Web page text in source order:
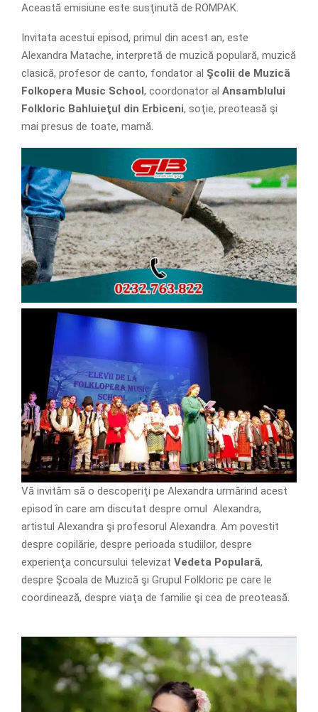
Această emisiune este susţinută de ROMPAK.
Invitata acestui episod, primul din acest an, este
Alexandra Matache, interpretă de muzică populară, muzică
clasică, profesor de canto, fondator al Şcolii de Muzică
Folkopera Music School, coordonator al Ansamblului
Folkloric Bahluieţul din Erbiceni, soţie, preoteasă şi
mai presus de toate, mamă.
Vă invităm să o descoperiţi pe Alexandra urmărind acest
episod în care am discutat despre omul Alexandra,
artistul Alexandra şi profesorul Alexandra. Am povestit
despre copilărie, despre perioada studiilor, despre
experienţa concursului televizat Vedeta Populară,
despre Şcoala de Muzică şi Grupul Folkloric pe care le
coordinează, despre viaţa de familie şi cea de preoteasă.